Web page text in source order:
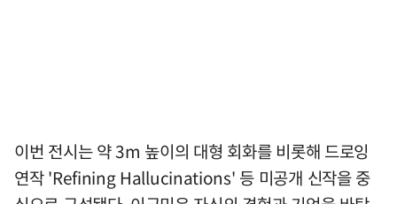
이번 전시는 약 3m 높이의 대형 회화를 비롯해 드로잉
연작 'Refining Hallucinations' 등 미공개 신작을 중